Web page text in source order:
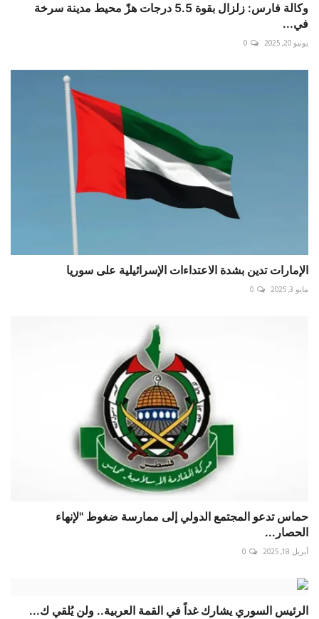
وكالة فارس: زلزال بقوة 5.5 درجات هزّ محيط مدينة سرخة
في...
يونيو 20, 2025 0
الإمارات⁩ تدين بشدة الاعتداءات الإسرائيلية على ⁧سوريا
مايو 3, 2025 0
حماس تدعو المجتمع الدولي إلى ممارسة ضغوط "لإنهاء
الحصار...
أبريل 18, 2025 0
الرئيس السوري يشارك غداً في القمة العربية.. ولن يُلقي ك...